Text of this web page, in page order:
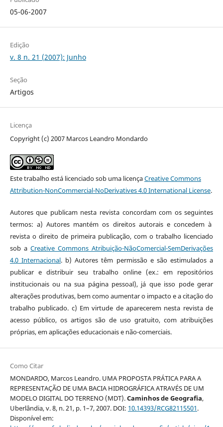
05-06-2007
Edição
v. 8 n. 21 (2007): Junho
Seção
Artigos
Licença
Copyright (c) 2007 Marcos Leandro Mondardo
Este trabalho está licenciado sob uma licençaCreative Commons
Attribution-NonCommercial-NoDerivatives 4.0 International License.
Autores que publicam nesta revista concordam com os seguintes
termos: a) Autores mantém os direitos autorais e concedem à
revista o direito de primeira publicação, com o trabalho licenciado
sob a Creative Commons Atribuição-NãoComercial-SemDerivações
4.0 Internacional. b) Autores têm permissão e são estimulados a
publicar e distribuir seu trabalho online (ex.: em repositórios
institucionais ou na sua página pessoal), já que isso pode gerar
alterações produtivas, bem como aumentar o impacto e a citação do
trabalho publicado. c) Em virtude de aparecerem nesta revista de
acesso público, os artigos são de uso gratuito, com atribuições
próprias, em aplicações educacionais e não-comerciais.
Como Citar
MONDARDO, Marcos Leandro. UMA PROPOSTA PRÁTICA PARA A
REPRESENTAÇÃO DE UMA BACIA HIDROGRÁFICA ATRAVÉS DE UM
MODELO DIGITAL DO TERRENO (MDT).Caminhos de Geografia,
Uberlândia, v. 8, n. 21, p. 1–7, 2007. DOI: 10.14393/RCG82115501.
Disponível em: